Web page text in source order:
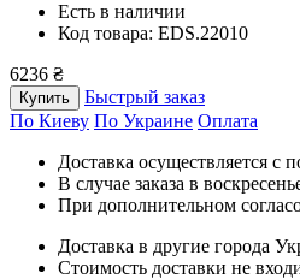
Есть в наличии
Код товара: EDS.22010
6236 ₴
Купить
Быстрый заказ
По Киеву По Украине Оплата
Доставка осуществляется с
В случае заказа в
При дополнительном
Доставка в другие города
Стоимость доставки не